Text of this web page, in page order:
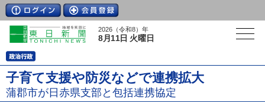
2026（令和8）年
8月11日 火曜日
子育て支援や防災などで連携拡大
蒲郡市が日赤県支部と包括連携協定